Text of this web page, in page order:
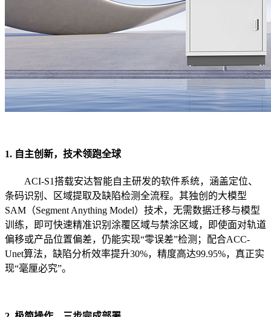
1. 自主创新，技术领跑全球
ACI-S1搭载安达智能自主研发的软件系统，涵盖定位、
条码识别、区域提取及缺陷检测全流程。其独创的大模型
SAM（Segment Anything Model）技术，无需数据迁移与模型
训练，即可快速精准识别涂覆区域与禁涂区域，即使面对轨道
偏移或产品位置偏差，仍能实现“零误差”检测；配合ACC-
Unet算法，缺陷分析效率提升30%，精度高达99.95%，真正实
现“毫厘必究”。